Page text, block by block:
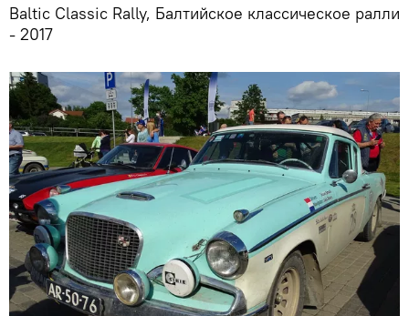
Baltic Classic Rally, Балтийское классическое ралли
- 2017